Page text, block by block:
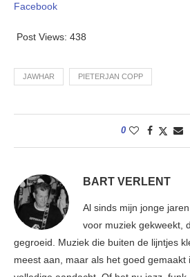
Facebook
Post Views: 438
JAWHAR PIETERJAN COPP
0
BART VERLENT
Al sinds mijn jonge
voor muziek gekweekt,
gegroeid. Muziek die buiten de lijntjes
meest aan, maar als het goed gemaakt